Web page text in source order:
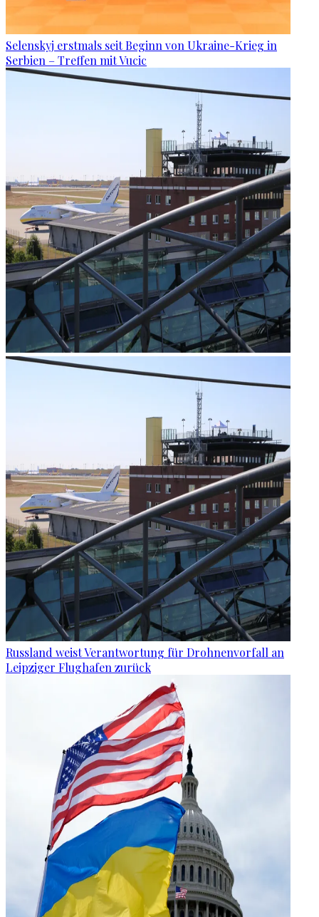
Selenskyj erstmals seit Beginn von Ukraine-Krieg in
Serbien – Treffen mit Vucic
Russland weist Verantwortung für Drohnenvorfall an
Leipziger Flughafen zurück